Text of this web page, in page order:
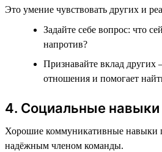
Это умение чувствовать других и
Задайте себе вопрос: что
напротив?
Признавайте вклад других
отношения и помогает
4. Социальные навыки
Хорошие коммуникативные навыки
надёжным членом команды.